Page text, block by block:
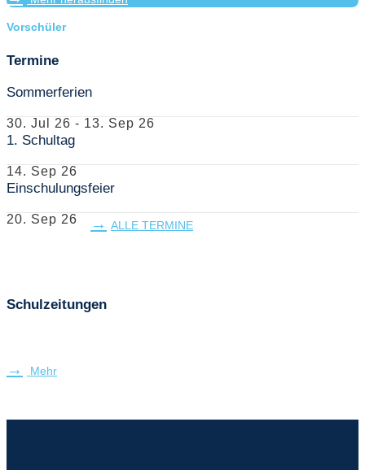
Vorschüler
Termine
Sommerferien
30. Jul 26 - 13. Sep 26
1. Schultag
14. Sep 26
Einschulungsfeier
20. Sep 26 ALLE TERMINE
Schulzeitungen
Mehr